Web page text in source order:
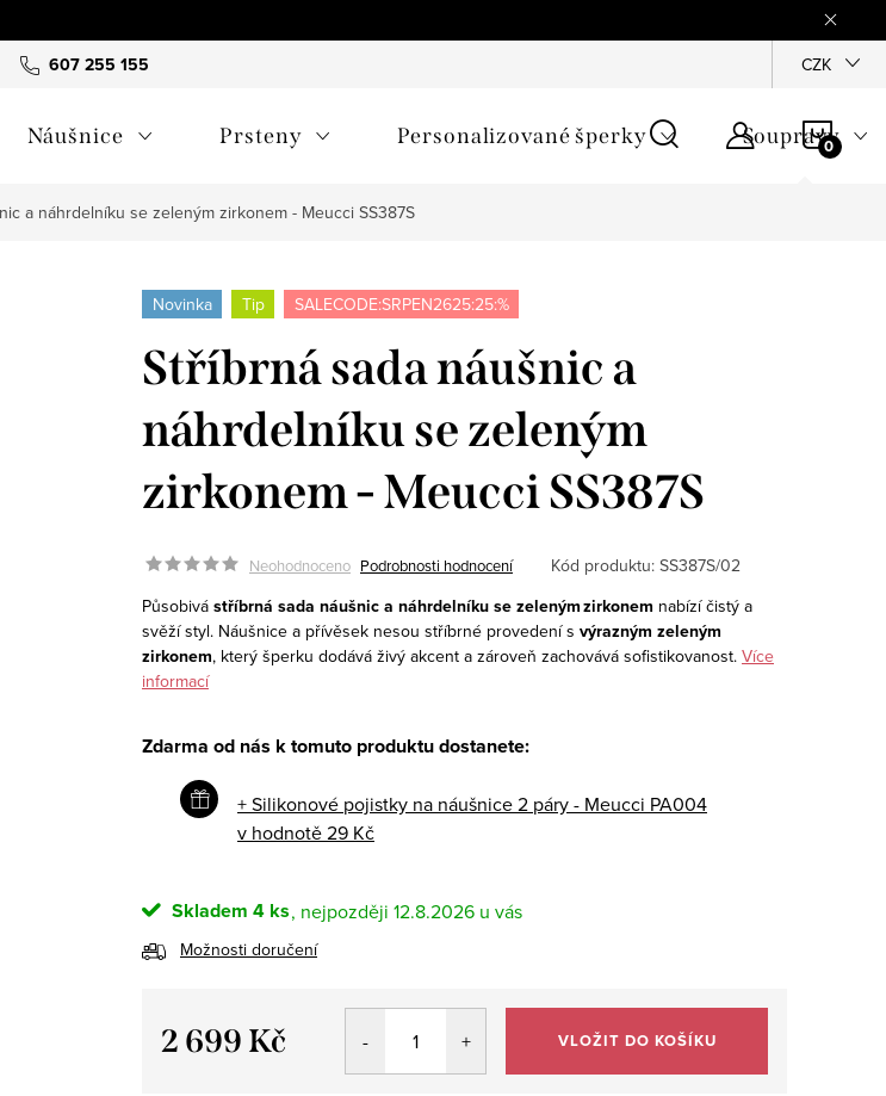
607 255 155
Hodnocení obchodu Jak
CZK
Náušnice Prsteny Personalizované šperky Soupravy
a náhrdelníku se zeleným zirkonem - Meucci SS387S
Novinka Tip SALECODE:SRPEN2625:25:%
Stříbrná sada náušnic a
náhrdelníku se zeleným
zirkonem - Meucci SS387S
Neohodnoceno Podrobnosti hodnocení Kód produktu: SS387S/02
Působivá stříbrná sada náušnic a náhrdelníku se zeleným zirkonem nabízí čistý a
svěží styl. Náušnice a přívěsek nesou stříbrné provedení s výrazným zeleným
zirkonem, který šperku dodává živý akcent a zároveň zachovává sofistikovanost. Více
informací
Zdarma od nás k tomuto produktu dostanete:
+ Silikonové pojistky na náušnice 2 páry - Meucci PA004
v hodnotě 29 Kč
Skladem 4 ks 12.8.2026
Možnosti doručení
2 699 Kč VLOŽIT DO KOŠÍKU